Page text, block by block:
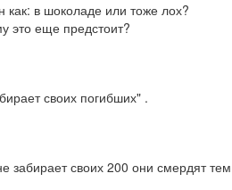
как: в шоколаде или тоже лох?
это еще предстоит?
своих погибших" .
забирает своих 200 они смердят